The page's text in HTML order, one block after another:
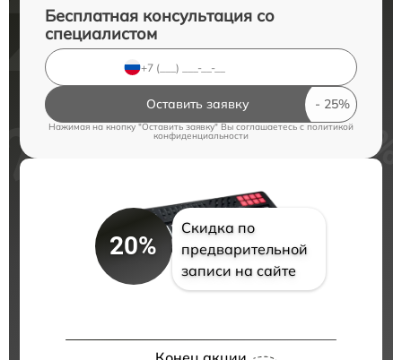
Бесплатная консультация со
специалистом
Оставить заявку
Нажимая на кнопку "Оставить заявку" Вы соглашаетесь cполитикой
конфиденциальности
20%
Скидка по
предварительной
записи на сайте